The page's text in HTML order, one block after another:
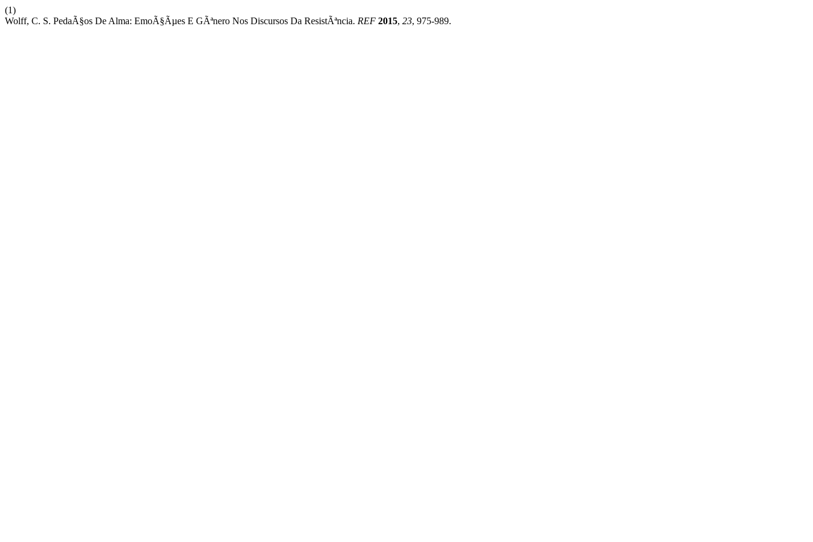
(1)
Wolff, C. S. PedaÃ§os De Alma: EmoÃ§Ãµes E GÃªnero Nos Discursos Da ResistÃªncia. REF 2015, 23, 975-989.